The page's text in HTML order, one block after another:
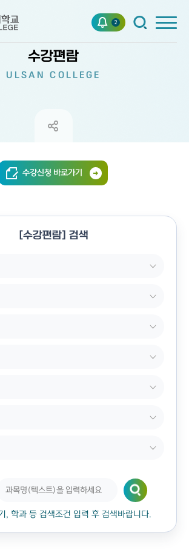
2
수강편람
ULSAN COLLEGE
수강신청 바로가기
[수강편람] 검색
, 학과 등 검색조건 입력 후 검색바랍니다.